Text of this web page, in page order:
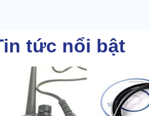
tức nổi bật